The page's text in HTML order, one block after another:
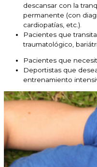
descansar con la
permanente (con
cardiopatías, etc.).
Pacientes que
traumatológico,
Pacientes que
Deportistas que
entrenamiento